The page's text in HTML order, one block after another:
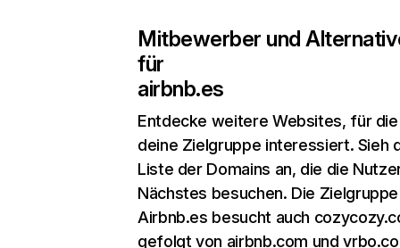
Mitbewerber und
für
airbnb.es
Entdecke weitere Websites, für
deine Zielgruppe interessiert. Sieh
Liste der Domains an, die die
Nächstes besuchen. Die
Airbnb.es besucht auch
gefolgt von airbnb.com und